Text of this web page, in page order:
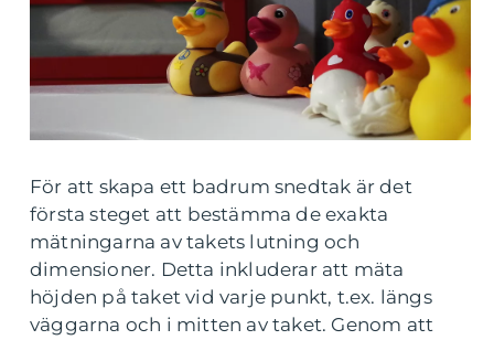
För att skapa ett badrum snedtak är det
första steget att bestämma de exakta
mätningarna av takets lutning och
dimensioner. Detta inkluderar att mäta
höjden på taket vid varje punkt, t.ex. längs
väggarna och i mitten av taket. Genom att